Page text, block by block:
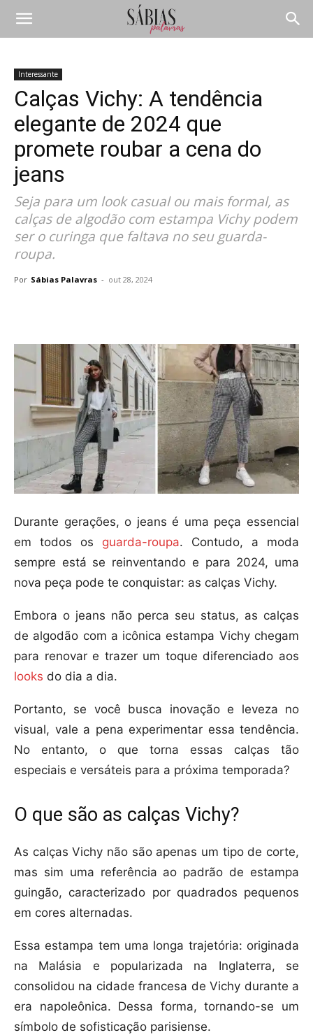
Interessante
Calças Vichy: A tendência
elegante de 2024 que
promete roubar a cena do
jeans
Seja para um look casual ou mais formal, as
calças de algodão com estampa Vichy podem
ser o curinga que faltava no seu guarda-
roupa.
Por Sábias Palavras - out 28, 2024
Durante gerações, o jeans é uma peça essencial
em todos os guarda-roupa. Contudo, a moda
sempre está se reinventando e para 2024, uma
nova peça pode te conquistar: as calças Vichy.
Embora o jeans não perca seu status, as calças
de algodão com a icônica estampa Vichy chegam
para renovar e trazer um toque diferenciado aos
looks do dia a dia.
Portanto, se você busca inovação e leveza no
visual, vale a pena experimentar essa tendência.
No entanto, o que torna essas calças tão
especiais e versáteis para a próxima temporada?
O que são as calças Vichy?
As calças Vichy não são apenas um tipo de corte,
mas sim uma referência ao padrão de estampa
guingão, caracterizado por quadrados pequenos
em cores alternadas.
Essa estampa tem uma longa trajetória: originada
na Malásia e popularizada na Inglaterra, se
consolidou na cidade francesa de Vichy durante a
era napoleônica. Dessa forma, tornando-se um
símbolo de sofisticação parisiense.